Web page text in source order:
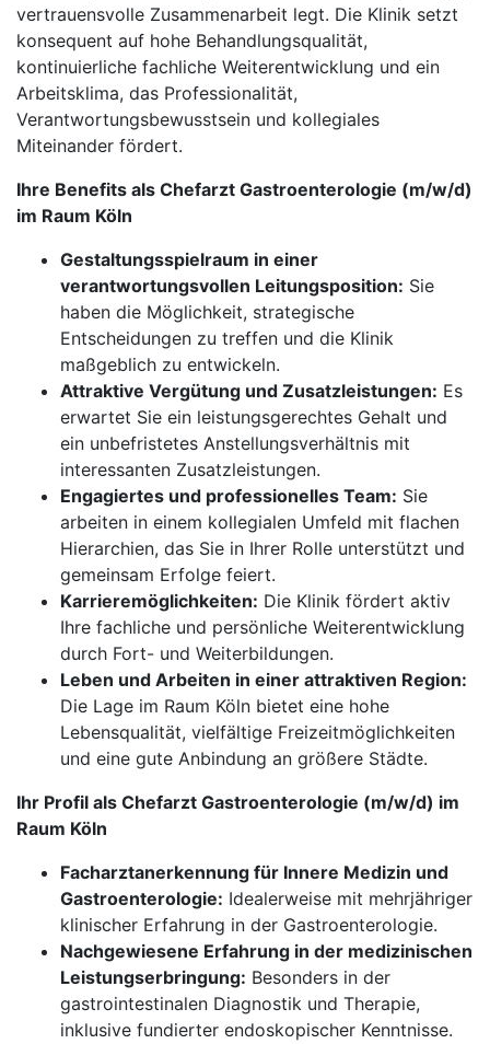
vertrauensvolle Zusammenarbeit legt. Die Klinik setzt
konsequent auf hohe Behandlungsqualität,
kontinuierliche fachliche Weiterentwicklung und ein
Arbeitsklima, das Professionalität,
Verantwortungsbewusstsein und kollegiales
Miteinander fördert.
Ihre Benefits als Chefarzt Gastroenterologie (m/w/d)
im Raum Köln
Gestaltungsspielraum in einer
verantwortungsvollen Leitungsposition: Sie
haben die Möglichkeit, strategische
Entscheidungen zu treffen und die Klinik
maßgeblich zu entwickeln.
Attraktive Vergütung und Zusatzleistungen: Es
erwartet Sie ein leistungsgerechtes Gehalt und
ein unbefristetes Anstellungsverhältnis mit
interessanten Zusatzleistungen.
Engagiertes und professionelles Team: Sie
arbeiten in einem kollegialen Umfeld mit flachen
Hierarchien, das Sie in Ihrer Rolle unterstützt und
gemeinsam Erfolge feiert.
Karrieremöglichkeiten: Die Klinik fördert aktiv
Ihre fachliche und persönliche Weiterentwicklung
durch Fort- und Weiterbildungen.
Leben und Arbeiten in einer attraktiven Region:
Die Lage im Raum Köln bietet eine hohe
Lebensqualität, vielfältige Freizeitmöglichkeiten
und eine gute Anbindung an größere Städte.
Ihr Profil als Chefarzt Gastroenterologie (m/w/d) im
Raum Köln
Facharztanerkennung für Innere Medizin und
Gastroenterologie: Idealerweise mit mehrjähriger
klinischer Erfahrung in der Gastroenterologie.
Nachgewiesene Erfahrung in der medizinischen
Leistungserbringung: Besonders in der
gastrointestinalen Diagnostik und Therapie,
inklusive fundierter endoskopischer Kenntnisse.